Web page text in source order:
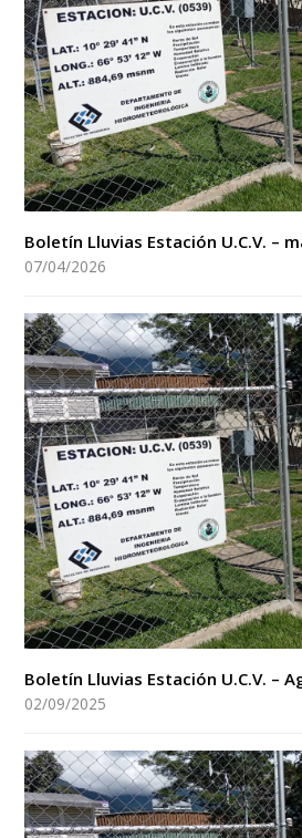
Boletín Lluvias Estación U.C.V. –
07/04/2026
Boletín Lluvias Estación U.C.V. –
02/09/2025